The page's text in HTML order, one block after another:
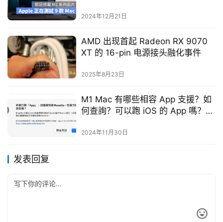
2024年12月21日
AMD 出现首起 Radeon RX 9070
XT 的 16-pin 电源接头融化事件
2025年8月23日
M1 Mac 有哪些相容 App 支援？如
何查詢？可以跑 iOS 的 App 嗎？這
2024年11月30日
发表回复